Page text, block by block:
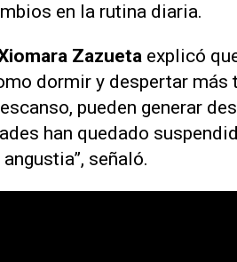
en la rutina diaria.
Zazueta explicó
dormir y despertar más
pueden generar
han quedado
señaló.